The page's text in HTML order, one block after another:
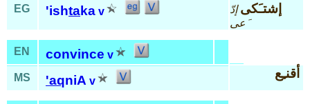
EG 'ishtaka v إشتـَكى إدّ
َعى
EN convince v
MS
'aqniA v
أقنـِع